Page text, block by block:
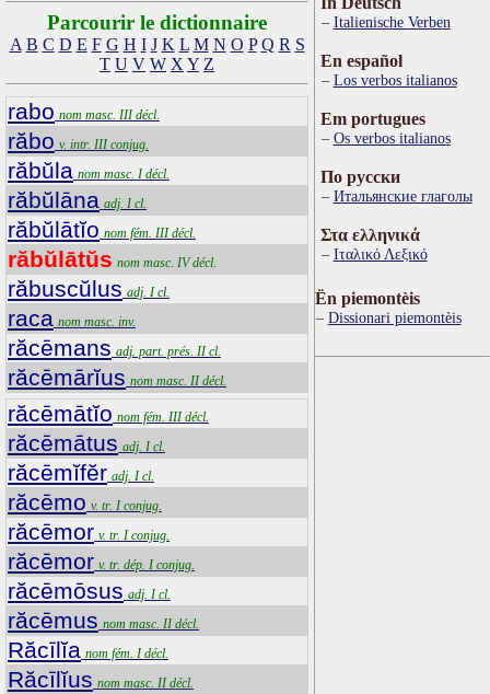
Parcourir le dictionnaire
A B C D E F G H I J K L M N O P Q R S
T U V W X Y Z
rabo nom masc. III décl.
răbo v. intr. III conjug.
răbŭla nom masc. I décl.
răbŭlāna adj. I cl.
răbŭlātĭo nom fém. III décl.
răbŭlātŭs nom masc. IV décl.
răbuscŭlus adj. I cl.
raca nom masc. inv.
răcēmans adj. part. prés. II cl.
răcēmārĭus nom masc. II décl.
răcēmātĭo nom fém. III décl.
răcēmātus adj. I cl.
răcēmĭfĕr adj. I cl.
răcēmo v. tr. I conjug.
răcēmor v. tr. I conjug.
răcēmor v. tr. dép. I conjug.
răcēmōsus adj. I cl.
răcēmus nom masc. II décl.
Răcīlĭa nom fém. I décl.
Răcīlĭus nom masc. II décl.
Italienische Verben
En español
Los verbos italianos
Em portugues
Os verbos italianos
По русски
Итальянские глаголы
Στα ελληνικά
Ιταλικό Λεξικό
Ën piemontèis
Dissionari piemontèis